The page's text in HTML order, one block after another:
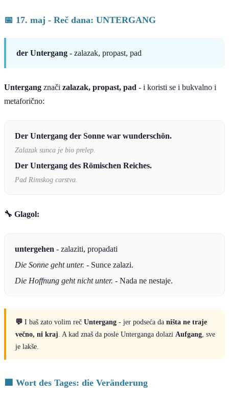
📅 17. maj - Reč dana: UNTERGANG
der Untergang - zalazak, propast, pad
Untergang znači zalazak, propast, pad - i koristi se i bukvalno i
metaforično:
Der Untergang der Sonne war wunderschön.
Zalazak sunca je bio prelep.
Der Untergang des Römischen Reiches.
Pad Rimskog carstva.
🔧 Glagol:
untergehen - zalaziti, propadati
Die Sonne geht unter. - Sunce zalazi.
Die Hoffnung geht nicht unter. - Nada ne nestaje.
💬 I baš zato volim reč Untergang - jer podseća da ništa ne traje
večno, ni kraj . A kad znaš da posle Unterganga dolazi Aufgang , sve
je lakše.
🟦 Wort des Tages: die Veränderung